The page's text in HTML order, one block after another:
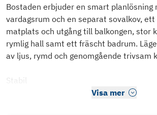
Bostaden erbjuder en smart
vardagsrum och en separat sovalkov, ett
matplats och utgång till balkongen, stor
rymlig hall samt ett fräscht badrum.
av ljus, rymd och genomgående trivsam
Stabil
Visa mer